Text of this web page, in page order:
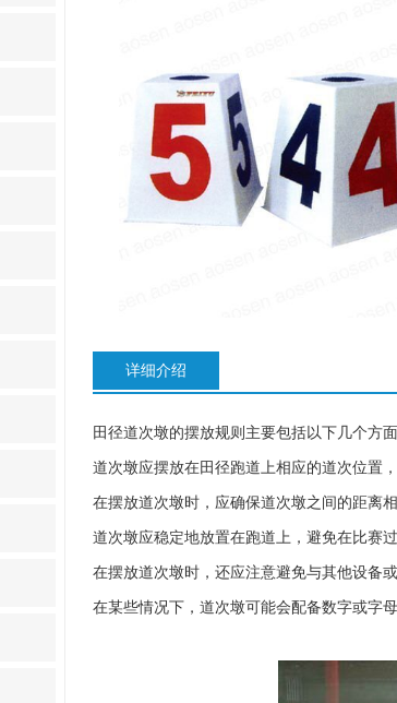
详细介绍
田径道次墩的摆放规则主要包括以下几个方面
道次墩应摆放在田径跑道上相应的道次位置
在摆放道次墩时，应确保道次墩之间的距离
道次墩应稳定地放置在跑道上，避免在比赛
在摆放道次墩时，还应注意避免与其他设备
在某些情况下，道次墩可能会配备数字或字